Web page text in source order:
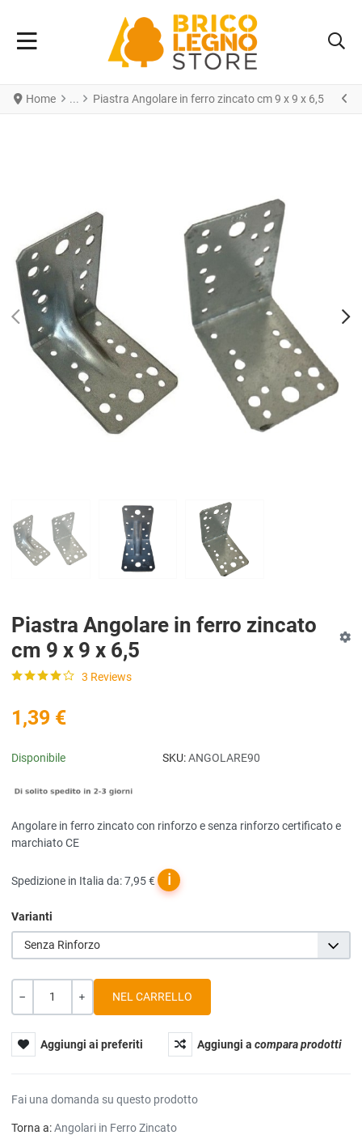
Home Piastra Angolare in ferro zincato cm 9 x 9 x 6,5
PREV
Piastra Angolare in ferro zincato
cm 9 x 9 x 6,5
3 Reviews
1,39 €
Disponibile SKU: ANGOLARE90
Angolare in ferro zincato con rinforzo e senza rinforzo certificato e
marchiato CE
Spedizione in Italia da: 7,95 € ℹ
Varianti
Senza Rinforzo
Quantità
Aggiungi ai preferiti Aggiungi acompara prodotti
Fai una domanda su questo prodotto
Torna a:Angolari in Ferro Zincato